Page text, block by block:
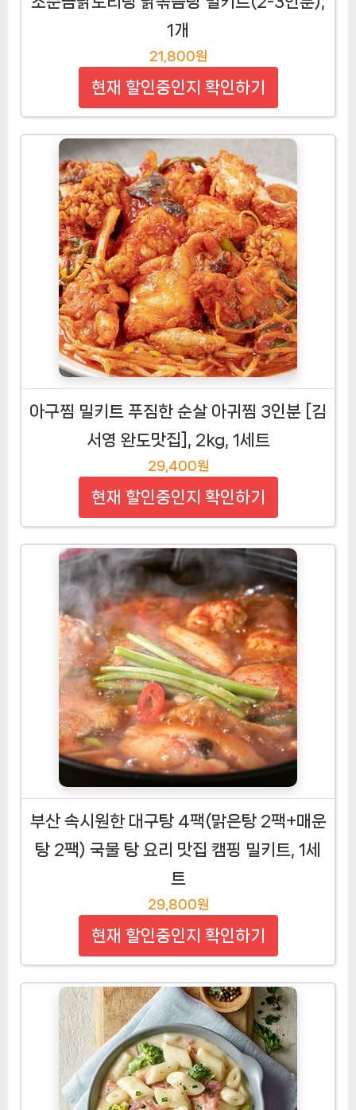
1개
21,800원
현재 할인중인지 확인하기
아구찜 밀키트 푸짐한 순살 아귀찜 3인분 [김
서영 완도맛집], 2kg, 1세트
29,400원
현재 할인중인지 확인하기
부산 속시원한 대구탕 4팩(맑은탕 2팩+매운
탕 2팩) 국물 탕 요리 맛집 캠핑 밀키트, 1세
트
29,800원
현재 할인중인지 확인하기